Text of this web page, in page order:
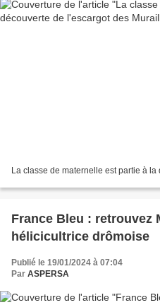
La classe de maternelle est partie à
France Bleu : retrouvez
hélicicultrice drômoise
Publié le 19/01/2024 à 07:04
Par ASPERSA